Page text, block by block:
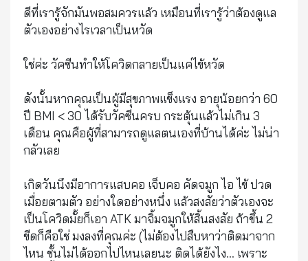
ดีที่เรารู้จักมันพอสมควรแล้ว เหมือนที่เรารู้ว่าต้องดูแล
ตัวเองอย่างไรเวลาเป็นหวัด
ใช่ค่ะ วัคซีนทำให้โควิดกลายเป็นแค่ไข้หวัด
ดังนั้นหากคุณเป็นผู้มีสุขภาพแข็งแรง อายุน้อยกว่า 60
ปี BMI < 30 ได้รับวัคซีนครบ กระตุ้นแล้วไม่เกิน 3
เดือน คุณคือผู้ที่สามารถดูแลตนเองที่บ้านได้ค่ะ ไม่น่า
กลัวเลย
เกิดวันนึงมีอาการแสบคอ เจ็บคอ คัดจมูก ไอ ไข้ ปวด
เมื่อยตามตัว อย่างใดอย่างหนึ่ง แล้วสงสัยว่าตัวเองจะ
เป็นโควิดมั้ยก็เอา ATK มาจิ้มจมูกให้สิ้นสงสัย ถ้าขึ้น 2
ขีดก็คือใช่ มงลงที่คุณค่ะ (ไม่ต้องไปสืบหาว่าติดมาจาก
ไหน ชั้นไม่ได้ออกไปไหนเลยนะ ติดได้ยังไง… เพราะ